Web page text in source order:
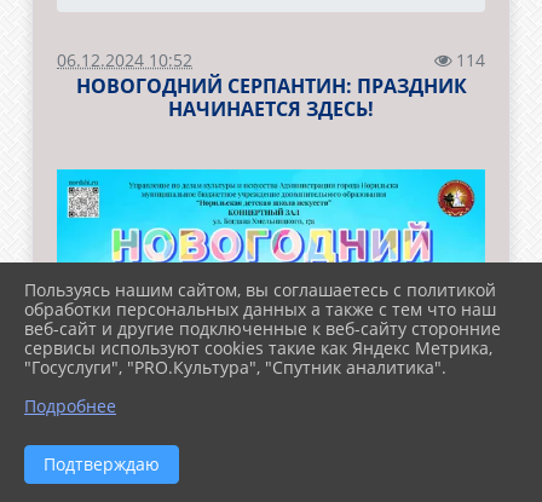
06.12.2024 10:52 114
НОВОГОДНИЙ СЕРПАНТИН: ПРАЗДНИК
НАЧИНАЕТСЯ ЗДЕСЬ!
Пользуясь нашим сайтом, вы соглашаетесь с политикой
обработки персональных данных а также с тем что наш
веб-сайт и другие подключенные к веб-сайту сторонние
сервисы используют cookies такие как Яндекс Метрика,
"Госуслуги", "PRO.Культура", "Спутник аналитика".
Подробнее
Подтверждаю